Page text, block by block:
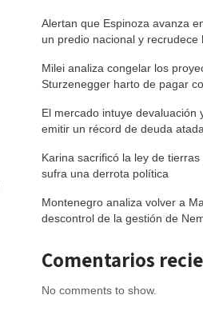
Alertan que Espinoza avanza
un predio nacional y recrudece
Milei analiza congelar los
Sturzenegger harto de pagar
El mercado intuye devaluación
emitir un récord de deuda
Karina sacrificó la ley de
sufra una derrota política
Montenegro analiza volver a
descontrol de la gestión de
Comentarios
No comments to show.